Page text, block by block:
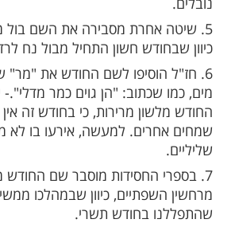
כמו כל החודשים, מוצאו
באשורית הוא: "ארוחשמני"
שמשמעותו החודש השמיני.
ז' במרחשון, מתחילים לשאול
עשרה "ותן טל ומטר".
הנביאים נקרא חשון בשם "ירח
'נבל', המרמז על התקופה